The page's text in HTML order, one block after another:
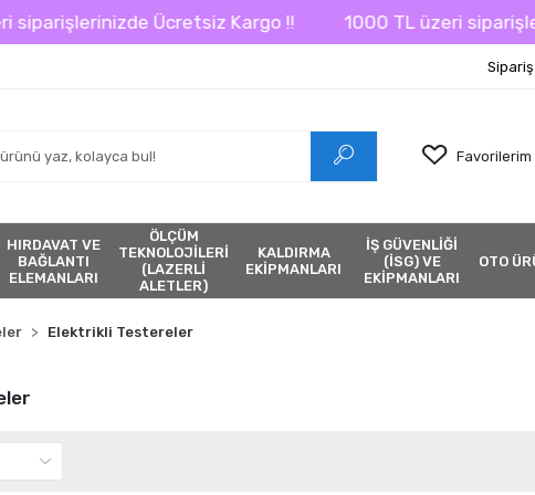
Ücretsiz Kargo !! 1000 TL üzeri
Favorilerim
HIRDAVAT VE
BAĞLANTI
ELEMANLARI
ÖLÇÜM
TEKNOLOJİLERİ
(LAZERLİ
ALETLER)
KALDIRMA
EKİPMANLARI
İŞ GÜVENLİĞİ
(İSG) VE
EKİPMANLARI
OTO
Elektrikli Testereler